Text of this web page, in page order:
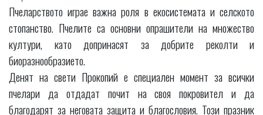
Пчеларството играе важна роля в екосистемата и селското
стопанство. Пчелите са основни опрашители на множество
култури, като допринасят за добрите реколти и
биоразнообразието.
Денят на свети Прокопий е специален момент за всички
пчелари да отдадат почит на своя покровител и да
благодарят за неговата защита и благословия. Този празник